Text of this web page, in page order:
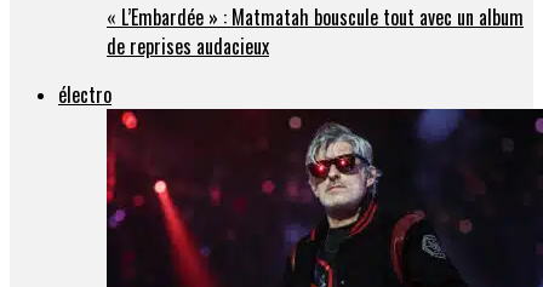
« L’Embardée » : Matmatah bouscule tout avec un album
de reprises audacieux
électro